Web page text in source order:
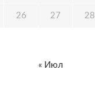
26 27 28
« Июл